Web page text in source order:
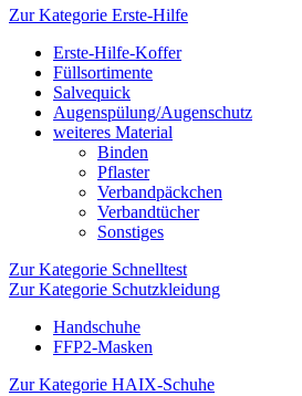
Zur Kategorie Erste-Hilfe
Erste-Hilfe-Koffer
Füllsortimente
Salvequick
Augenspülung/Augenschutz
weiteres Material
Binden
Pflaster
Verbandpäckchen
Verbandtücher
Sonstiges
Zur Kategorie Schnelltest
Zur Kategorie Schutzkleidung
Handschuhe
FFP2-Masken
Zur Kategorie HAIX-Schuhe